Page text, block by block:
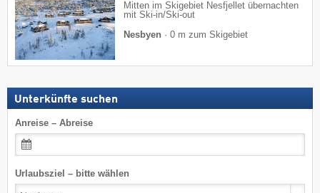
Mitten im Skigebiet Nesfjellet übernachten
mit Ski-in/Ski-out
Nesbyen · 0 m zum Skigebiet
Unterkünfte suchen
Anreise – Abreise
Urlaubsziel – bitte wählen